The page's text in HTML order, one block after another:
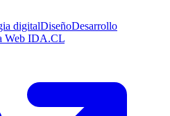
digitalDiseñoDesarrollo
Web IDA.CL